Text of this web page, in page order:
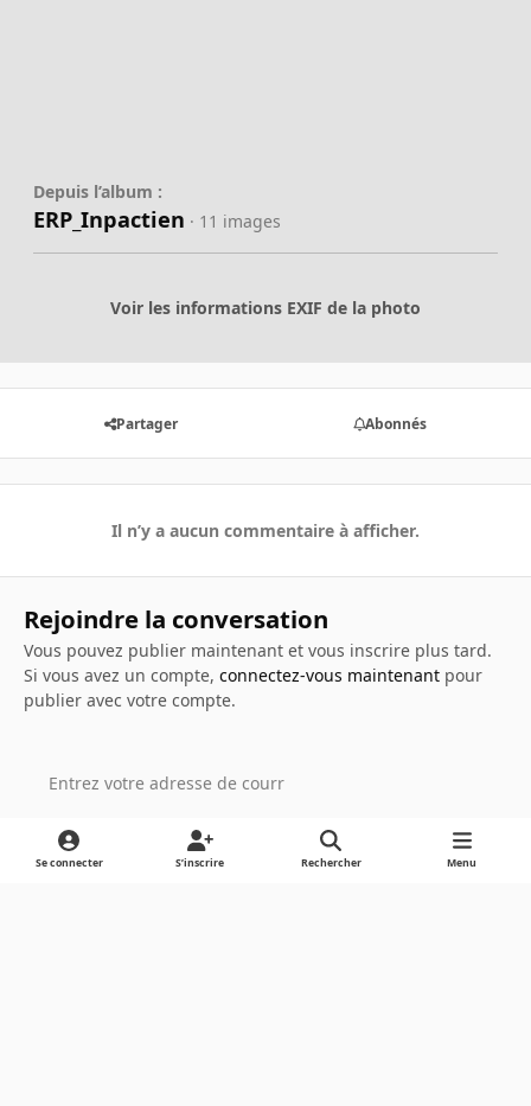
Depuis l’album :
ERP_Inpactien · 11 images
Voir les informations EXIF de la photo
Partager Abonnés
Il n’y a aucun commentaire à afficher.
Rejoindre la conversation
Vous pouvez publier maintenant et vous inscrire plus tard.
Si vous avez un compte, connectez-vous maintenantpour
publier avec votre compte.
Ajouter un commentaire…
Se connecter S’inscrire Rechercher Menu